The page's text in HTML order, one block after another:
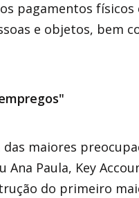
pagamentos
e objetos, bem
maiores
Ana Paula, Key
do primeiro